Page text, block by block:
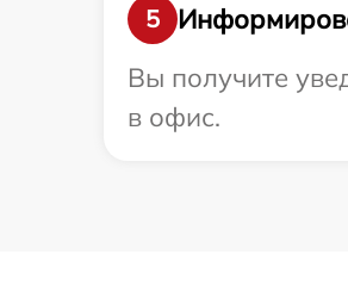
5
Вы получите
в офис.